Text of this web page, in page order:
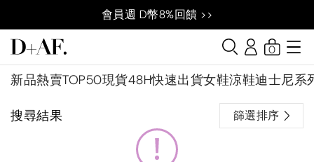
會員週 D幣8%回饋 >>
新品熱賣TOP50現貨48H快速出貨女鞋涼鞋迪士尼系
0
搜尋結果 篩選排序